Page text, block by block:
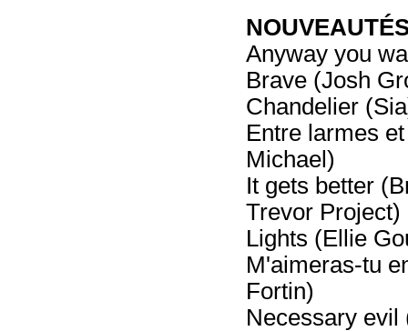
Anyway you
Brave (Josh
Chandelier
Entre larmes
Michael)
It gets better
Trevor Project)
Lights (Ellie
M'aimeras-tu
Fortin)
Necessary evil